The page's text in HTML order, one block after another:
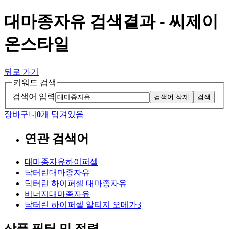
대마종자유 검색결과 - 씨제이
온스타일
뒤로 가기
키워드 검색
검색어 입력
검색어 삭제 검색
장바구니 0개 담겨있음
연관 검색어
대마종자유하이퍼셀
닥터린대마종자유
닥터린 하이퍼셀 대마종자유
비너지대마종자유
닥터린 하이퍼셀 알티지 오메가3